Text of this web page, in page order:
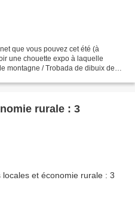
que vous pouvez cet été (à
une chouette expo à laquelle
montagne / Trobada de dibuix de
rurale : 3